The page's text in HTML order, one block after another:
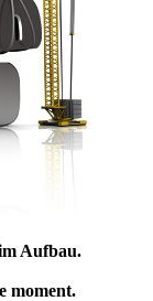
Aufbau.
moment.